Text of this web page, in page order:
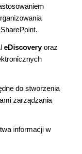
eDiscoveryoraz
do stworzenia
zarządzania
informacji w